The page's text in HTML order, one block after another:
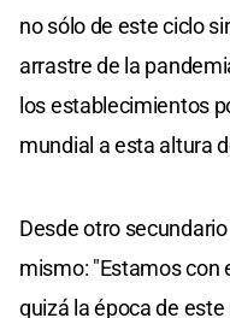
no sólo de este ciclo
arrastre de la
los establecimientos
mundial a esta altura
Desde otro
mismo: "Estamos con
quizá la época de